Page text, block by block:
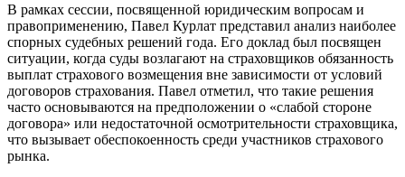
В рамках сессии, посвященной юридическим вопросам и
правоприменению, Павел Курлат представил анализ наиболее
спорных судебных решений года. Его доклад был посвящен
ситуации, когда суды возлагают на страховщиков обязанность
выплат страхового возмещения вне зависимости от условий
договоров страхования. Павел отметил, что такие решения
часто основываются на предположении о «слабой стороне
договора» или недостаточной осмотрительности страховщика,
что вызывает обеспокоенность среди участников страхового
рынка.